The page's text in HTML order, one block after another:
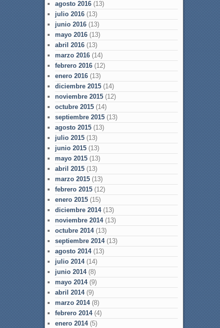
agosto 2016(13)
julio 2016(13)
junio 2016(13)
mayo 2016(13)
abril 2016(13)
marzo 2016(14)
febrero 2016(12)
enero 2016(13)
diciembre 2015(14)
noviembre 2015(12)
octubre 2015(14)
septiembre 2015(13)
agosto 2015(13)
julio 2015(13)
junio 2015(13)
mayo 2015(13)
abril 2015(13)
marzo 2015(13)
febrero 2015(12)
enero 2015(15)
diciembre 2014(13)
noviembre 2014(13)
octubre 2014(13)
septiembre 2014(13)
agosto 2014(13)
julio 2014(14)
junio 2014(8)
mayo 2014(9)
abril 2014(9)
marzo 2014(8)
febrero 2014(4)
enero 2014(5)